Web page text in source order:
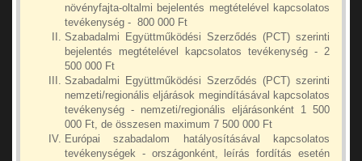
növényfajta-oltalmi bejelentés megtételével kapcsolatos
tevékenység - 800 000 Ft
Szabadalmi Együttműködési Szerződés (PCT) szerinti
bejelentés megtételével kapcsolatos tevékenység - 2
500 000 Ft
Szabadalmi Együttműködési Szerződés (PCT) szerinti
nemzeti/regionális eljárások megindításával kapcsolatos
tevékenység - nemzeti/regionális eljárásonként 1 500
000 Ft, de összesen maximum 7 500 000 Ft
Európai szabadalom hatályosításával kapcsolatos
tevékenységek - országonként, leírás fordítás esetén